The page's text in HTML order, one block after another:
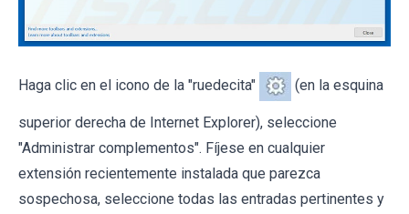
Haga clic en el icono de la "ruedecita" (en la esquina
superior derecha de Internet Explorer), seleccione
"Administrar complementos". Fíjese en cualquier
extensión recientemente instalada que parezca
sospechosa, seleccione todas las entradas pertinentes y